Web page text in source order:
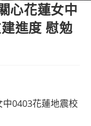
心花蓮女中
進度 慰勉
0403花蓮地震校